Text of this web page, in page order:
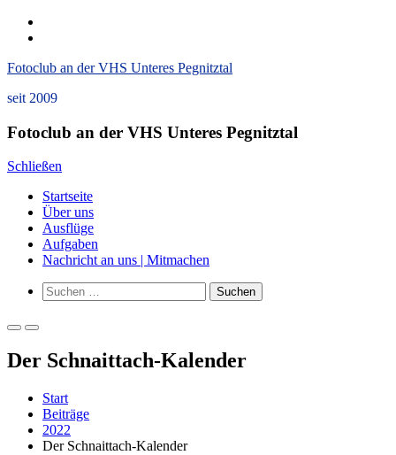
Zum
Inhalt
Impressum
Fotoclub an der VHS Unteres Pegnitztal
seit 2009
Fotoclub an der VHS Unteres Pegnitztal
Schließen
Startseite
Über uns
Ausflüge
Aufgaben
Nachricht an uns | Mitmachen
Such-
Formular
Suchen
nach:
Primäres
für
Primäres
für
Der Schnaittach-Kalender
Start
Beiträge
2022
Der Schnaittach-Kalender